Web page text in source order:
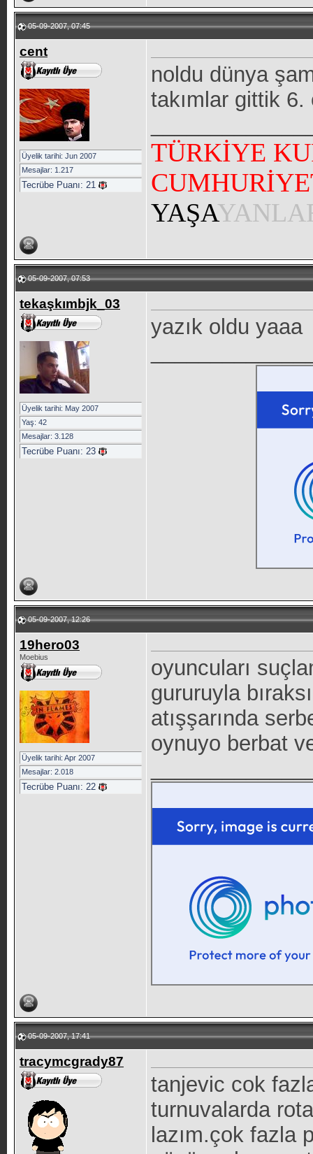
05-09-2007, 07:45
cent
Üyelik tarihi: Jun 2007
Mesajlar: 1.217
Tecrübe Puanı: 21
noldu dünya
takımlar gittik
TÜRKİYE
YAŞA
05-09-2007, 07:53
tekaşkımbjk_03
Üyelik tarihi: May 2007
Yaş: 42
Mesajlar: 3.128
Tecrübe Puanı: 23
yazık oldu yaaa
05-09-2007, 12:26
19hero03
Moebius
Üyelik tarihi: Apr 2007
Mesajlar: 2.018
Tecrübe Puanı: 22
oyuncuları
gururuyla
atışşarında
oynuyo berbat
05-09-2007, 17:41
tracymcgrady87
tanjevic cok
turnuvalarda
lazım.çok fazla